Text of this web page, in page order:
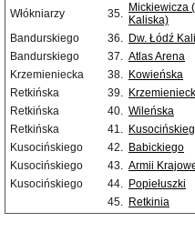
Włókniarzy
35. Mickiewicza
Kaliska)
Bandurskiego 36. Dw. Łódź
Bandurskiego
37. Atlas Arena
Krzemieniecka
38. Kowieńska
Retkińska
39.
Retkińska
40. Wileńska
Retkińska
41.
Kusocińskiego
42. Babickiego
Kusocińskiego
43. Armii
Kusocińskiego
44. Popiełuszki
45. Retkinia